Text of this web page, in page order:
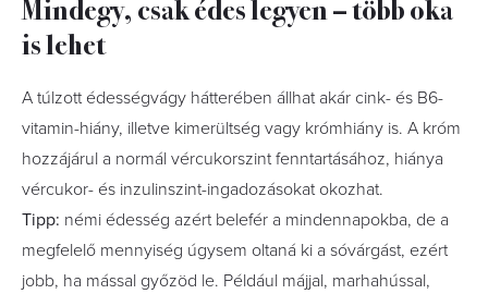
Mindegy, csak édes legyen – több oka
is lehet
A túlzott édességvágy hátterében állhat akár cink- és B6-
vitamin-hiány, illetve kimerültség vagy krómhiány is. A króm
hozzájárul a normál vércukorszint fenntartásához, hiánya
vércukor- és inzulinszint-ingadozásokat okozhat.
Tipp: némi édesség azért belefér a mindennapokba, de a
megfelelő mennyiség úgysem oltaná ki a sóvárgást, ezért
jobb, ha mással győzöd le. Például májjal, marhahússal,